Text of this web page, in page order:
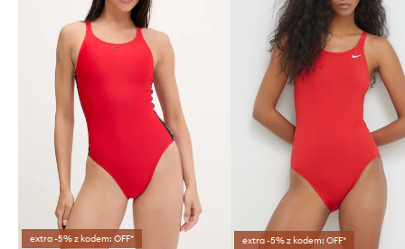
extra -5% z kodem: OFF* extra -5% z kodem: OFF*